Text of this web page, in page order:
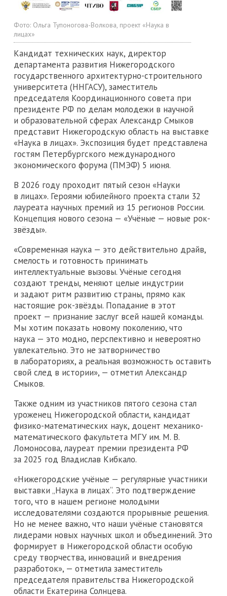
Фото: Ольга Тупоногова-Волкова, проект «Наука в
лицах»
Кандидат технических наук, директор
департамента развития Нижегородского
государственного архитектурно-строительного
университета (ННГАСУ), заместитель
председателя Координационного совета при
президенте РФ по делам молодежи в научной
и образовательной сферах Александр Смыков
представит Нижегородскую область на выставке
«Наука в лицах». Экспозиция будет представлена
гостям Петербургского международного
экономического форума (ПМЭФ) 5 июня.
В 2026 году проходит пятый сезон «Науки
в лицах». Героями юбилейного проекта стали 32
лауреата научных премий из 15 регионов России.
Концепция нового сезона — «Учёные — новые рок-
звёзды».
«Современная наука — это действительно драйв,
смелость и готовность принимать
интеллектуальные вызовы. Учёные сегодня
создают тренды, меняют целые индустрии
и задают ритм развитию страны, прямо как
настоящие рок-звёзды. Попадание в этот
проект — признание заслуг всей нашей команды.
Мы хотим показать новому поколению, что
наука — это модно, перспективно и невероятно
увлекательно. Это не затворничество
в лабораториях, а реальная возможность оставить
свой след в истории», — отметил Александр
Смыков.
Также одним из участников пятого сезона стал
уроженец Нижегородской области, кандидат
физико-математических наук, доцент механико-
математического факультета МГУ им. М. В.
Ломоносова, лауреат премии президента РФ
за 2025 год Владислав Кибкало.
«Нижегородские учёные — регулярные участники
выставки „Наука в лицах“. Это подтверждение
того, что в нашем регионе молодыми
исследователями создаются прорывные решения.
Но не менее важно, что наши учёные становятся
лидерами новых научных школ и объединений. Это
формирует в Нижегородской области особую
среду творчества, инноваций и внедрения
разработок», — отметила заместитель
председателя правительства Нижегородской
области Екатерина Солнцева.